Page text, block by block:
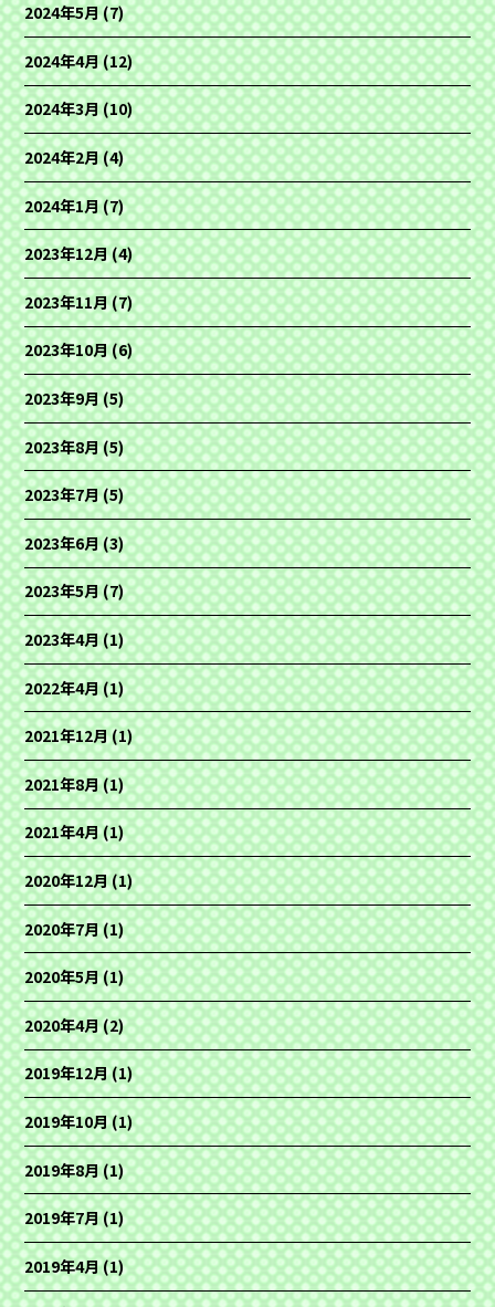
2024年5月(7)
2024年4月(12)
2024年3月(10)
2024年2月(4)
2024年1月(7)
2023年12月(4)
2023年11月(7)
2023年10月(6)
2023年9月(5)
2023年8月(5)
2023年7月(5)
2023年6月(3)
2023年5月(7)
2023年4月(1)
2022年4月(1)
2021年12月(1)
2021年8月(1)
2021年4月(1)
2020年12月(1)
2020年7月(1)
2020年5月(1)
2020年4月(2)
2019年12月(1)
2019年10月(1)
2019年8月(1)
2019年7月(1)
2019年4月(1)